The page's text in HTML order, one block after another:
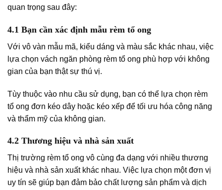
quan trọng sau đây:
4.1 Bạn cần xác định mẫu rèm tổ ong
Với vô vàn mẫu mã, kiểu dáng và màu sắc khác nhau, việc
lựa chọn vách ngăn phòng rèm tổ ong phù hợp với không
gian của bạn thật sự thú vị.
Tùy thuộc vào nhu cầu sử dụng, bạn có thể lựa chọn rèm
tổ ong đơn kéo dây hoặc kéo xếp để tối ưu hóa công năng
và thẩm mỹ của không gian.
4.2 Thương hiệu và nhà sản xuất
Thị trường rèm tổ ong vô cùng đa dạng với nhiều thương
hiệu và nhà sản xuất khác nhau. Việc lựa chọn một đơn vị
uy tín sẽ giúp bạn đảm bảo chất lượng sản phẩm và dịch